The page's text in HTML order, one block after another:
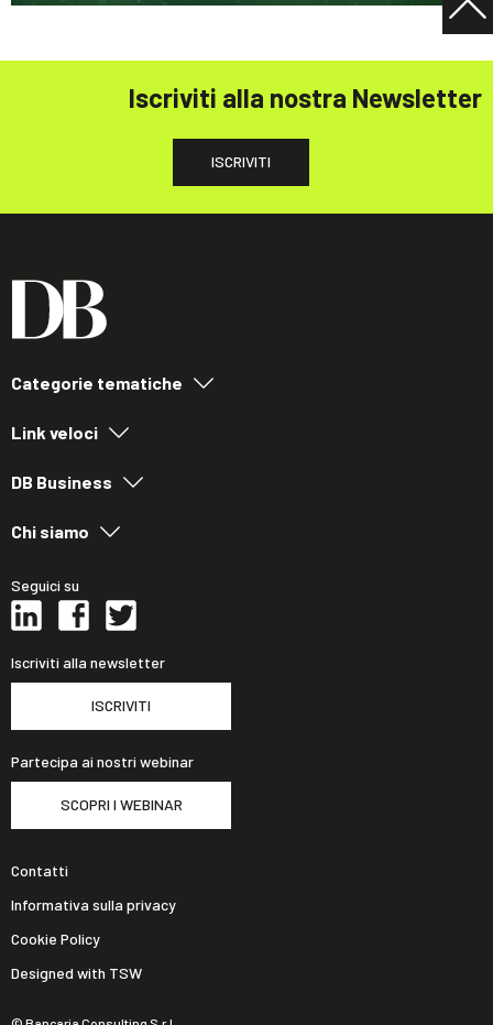
Iscriviti alla nostra Newsletter
ISCRIVITI
Categorie tematiche
Link veloci
DB Business
Chi siamo
Seguici su
Iscriviti alla newsletter
ISCRIVITI
Partecipa ai nostri webinar
SCOPRI I WEBINAR
Contatti
Informativa sulla privacy
Cookie Policy
Designed with TSW